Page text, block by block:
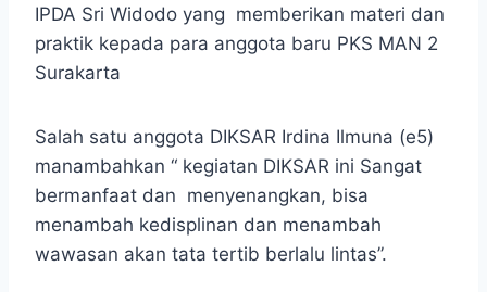
IPDA Sri Widodo yang memberikan materi dan
praktik kepada para anggota baru PKS MAN 2
Surakarta
Salah satu anggota DIKSAR Irdina Ilmuna (e5)
manambahkan “ kegiatan DIKSAR ini Sangat
bermanfaat dan menyenangkan, bisa
menambah kedisplinan dan menambah
wawasan akan tata tertib berlalu lintas”.